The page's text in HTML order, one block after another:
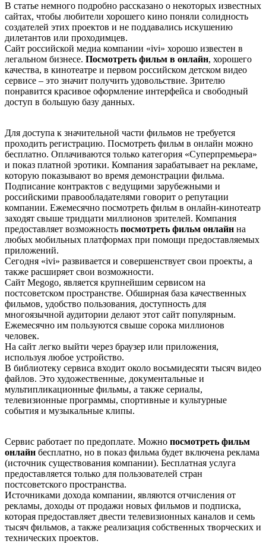
В статье немного подробно рассказано о некоторых известных
сайтах, чтобы любители хорошего кино поняли солидность
создателей этих проектов и не поддавались искушению
дилетантов или проходимцев.
Сайт российской медиа компании «ivi» хорошо известен в
легальном бизнесе. Посмотреть фильм в онлайн, хорошего
качества, в кинотеатре и первом российском детском видео
сервисе – это значит получить удовольствие. Зрителю
понравится красивое оформление интерфейса и свободный
доступ в большую базу данных.
Для доступа к значительной части фильмов не требуется
проходить регистрацию. Посмотреть фильм в онлайн можно
бесплатно. Оплачиваются только категория «Суперпремьера»
и показ платной эротики. Компания зарабатывает на рекламе,
которую показывают во время демонстрации фильма.
Подписание контрактов с ведущими зарубежными и
российскими правообладателями говорит о репутации
компании. Ежемесячно посмотреть фильм в онлайн-кинотеатр
заходят свыше тридцати миллионов зрителей. Компания
предоставляет возможность посмотреть фильм онлайн на
любых мобильных платформах при помощи предоставляемых
приложений.
Сегодня «ivi» развивается и совершенствует свои проекты, а
также расширяет свои возможности.
Сайт Меgоgо, является крупнейшим сервисом на
постсоветском пространстве. Обширная база качественных
фильмов, удобство пользования, доступность для
многоязычной аудитории делают этот сайт популярным.
Ежемесячно им пользуются свыше сорока миллионов
человек.
На сайт легко выйти через браузер или приложения,
используя любое устройство.
В библиотеку сервиса входит около восьмидесяти тысяч видео
файлов. Это художественные, документальные и
мультипликационные фильмы, а также сериалы,
телевизионные программы, спортивные и культурные
события и музыкальные клипы.
Сервис работает по предоплате. Можно посмотреть фильм
онлайн бесплатно, но в показ фильма будет включена реклама
(источник существования компании). Бесплатная услуга
предоставляется только для пользователей стран
постсоветского пространства.
Источниками дохода компании, являются отчисления от
рекламы, доходы от продажи новых фильмов и подписка,
которая предоставляет двести телевизионных каналов и семь
тысяч фильмов, а также реализация собственных творческих и
технических проектов.